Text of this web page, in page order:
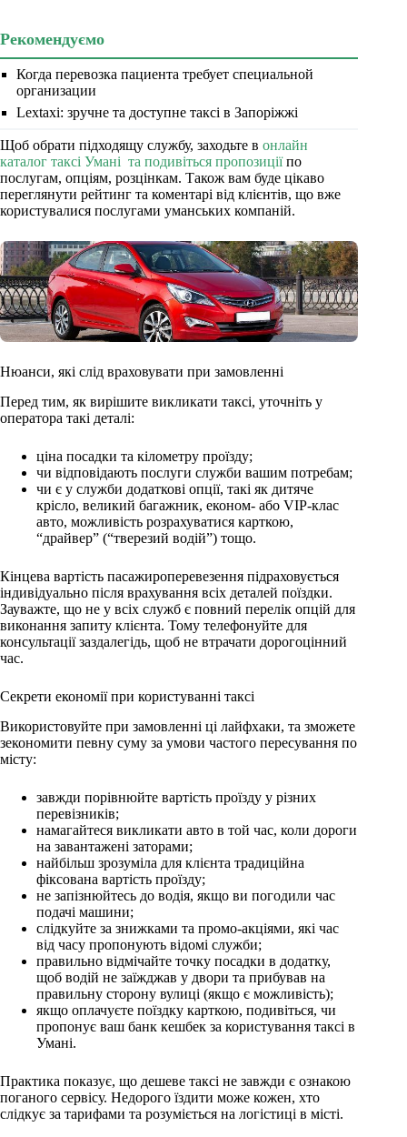
Рекомендуємо
Когда перевозка пациента требует специальной
организации
Lextaxi: зручне та доступне таксі в Запоріжжі
Щоб обрати підходящу службу, заходьте в онлайн
каталог таксі Умані та подивіться пропозиціїпо
послугам, опціям, розцінкам. Також вам буде цікаво
переглянути рейтинг та коментарі від клієнтів, що вже
користувалися послугами уманських компаній.
Нюанси, які слід враховувати при замовленні
Перед тим, як вирішите викликати таксі, уточніть у
оператора такі деталі:
ціна посадки та кілометру проїзду;
чи відповідають послуги служби вашим потребам;
чи є у служби додаткові опції, такі як дитяче
крісло, великий багажник, економ- або VIP-клас
авто, можливість розрахуватися карткою,
“драйвер” (“тверезий водій”) тощо.
Кінцева вартість пасажироперевезення підраховується
індивідуально після врахування всіх деталей поїздки.
Зауважте, що не у всіх служб є повний перелік опцій для
виконання запиту клієнта. Тому телефонуйте для
консультації заздалегідь, щоб не втрачати дорогоцінний
час.
Секрети економії при користуванні таксі
Використовуйте при замовленні ці лайфхаки, та зможете
зекономити певну суму за умови частого пересування по
місту:
завжди порівнюйте вартість проїзду у різних
перевізників;
намагайтеся викликати авто в той час, коли дороги
на завантажені заторами;
найбільш зрозуміла для клієнта традиційна
фіксована вартість проїзду;
не запізнюйтесь до водія, якщо ви погодили час
подачі машини;
слідкуйте за знижками та промо-акціями, які час
від часу пропонують відомі служби;
правильно відмічайте точку посадки в додатку,
щоб водій не заїжджав у двори та прибував на
правильну сторону вулиці (якщо є можливість);
якщо оплачуєте поїздку карткою, подивіться, чи
пропонує ваш банк кешбек за користування таксі в
Умані.
Практика показує, що дешеве таксі не завжди є ознакою
поганого сервісу. Недорого їздити може кожен, хто
слідкує за тарифами та розуміється на логістиці в місті.